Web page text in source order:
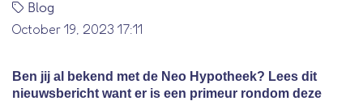
Blog
October 19, 2023 17:11
Ben jij al bekend met de Neo Hypotheek? Lees dit
nieuwsbericht want er is een primeur rondom deze